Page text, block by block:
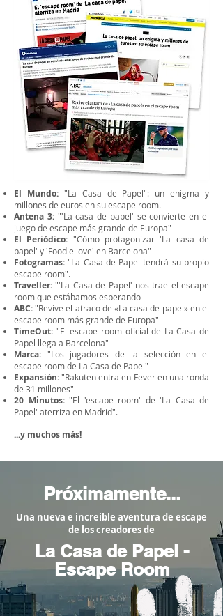
El Mundo: "La Casa de Papel": un enigma y
millones de euros en su escape room.
Antena 3: "'La casa de papel' se convierte en el
juego de escape más grande de Europa"
El Periódico: "Cómo protagonizar 'La casa de
papel' y 'Foodie love' en Barcelona"
Fotogramas:"La Casa de Papel tendrá su propio
escape room".
Traveller: "'La Casa de Papel' nos trae el escape
room que estábamos esperando
ABC:"Revive el atraco de «La casa de papel» en el
escape room más grande de Europa"
TimeOut: "El escape room oficial de La Casa de
Papel llega a Barcelona"
Marca: "Los jugadores de la selección en el
escape room de La Casa de Papel"
Expansión:"Rakuten entra en Fever en una ronda
de 31 millones"
20 Minutos: "El 'escape room' de 'La Casa de
Papel' aterriza en Madrid".
...y muchos más!
Próximamente...
Una nueva e increible aventura de escape
de los creadores de
La Casa de Papel -
Escape Room